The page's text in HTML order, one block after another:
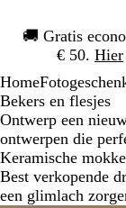
🚚 Gratis
€ 50. Hier
1
Home
Bekers en flesjes
Ontwerp een
ontwerpen die
Keramische
Best verkopende
een glimlach